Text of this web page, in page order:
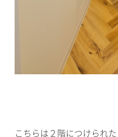
こちらは２階につけられた